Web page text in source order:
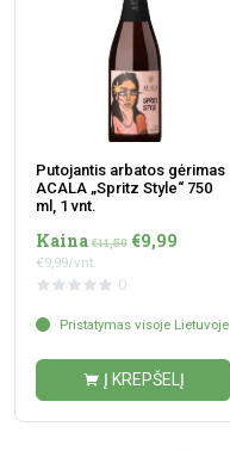
Putojantis arbatos gėrimas
ACALA „Spritz Style“ 750
ml, 1 vnt.
Kaina €11,50 €9,99
€9,99/vnt.
0
Pristatymas visoje Lietuvoje
Į KREPŠELĮ